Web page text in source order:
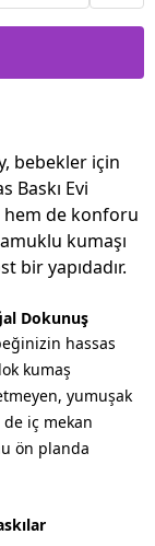
bebekler için
Baskı Evi
hem de konforu
kumaşı
bir yapıdadır.
Dokunuş
hassas
kumaş
yumuşak
iç mekan
ön planda